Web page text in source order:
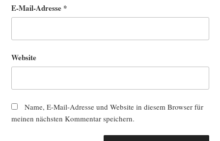
E-Mail-Adresse *
Website
Name, E-Mail-Adresse und Website in diesem Browser für
meinen nächsten Kommentar speichern.